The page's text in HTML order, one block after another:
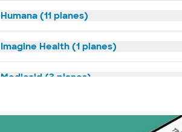
Humana (11 planes)
Imagine Health (1 planes)
Medicaid (3 planes)